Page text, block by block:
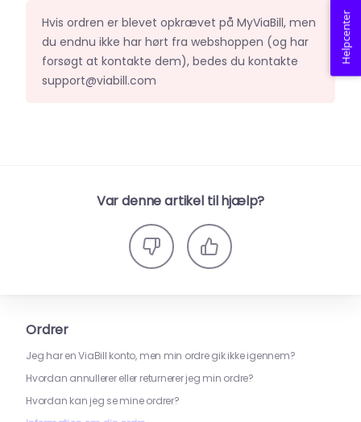
Hvis ordren er blevet opkrævet på MyViaBill, men
du endnu ikke har hørt fra webshoppen (og har
forsøgt at kontakte dem), bedes du kontakte
support@viabill.com
Var denne artikel til hjælp?
Ordrer
Jeg har en ViaBill konto, men min ordre gik ikke igennem?
Hvordan annullerer eller returnerer jeg min ordre?
Hvordan kan jeg se mine ordrer?
Helpcenter